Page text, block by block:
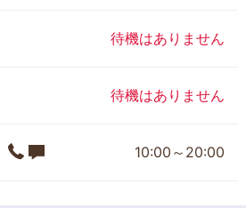
待機はありません
待機はありません
10:00～20:00